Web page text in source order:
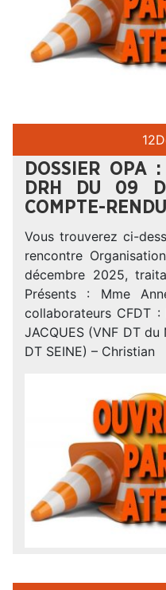
12
DOSSIER OPA
DRH DU 09
COMPTE-
Vous trouverez ci-
rencontre
décembre 2025,
Présents : Mme
collaborateurs CFDT :
JACQUES (VNF DT du
DT SEINE) – Christian